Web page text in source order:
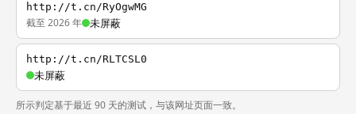
http://t.cn/RyOgwMG
截至 2026 年 未屏蔽
http://t.cn/RLTCSL0
未屏蔽
所示判定基于最近 90 天的测试，与该网址页面一致。